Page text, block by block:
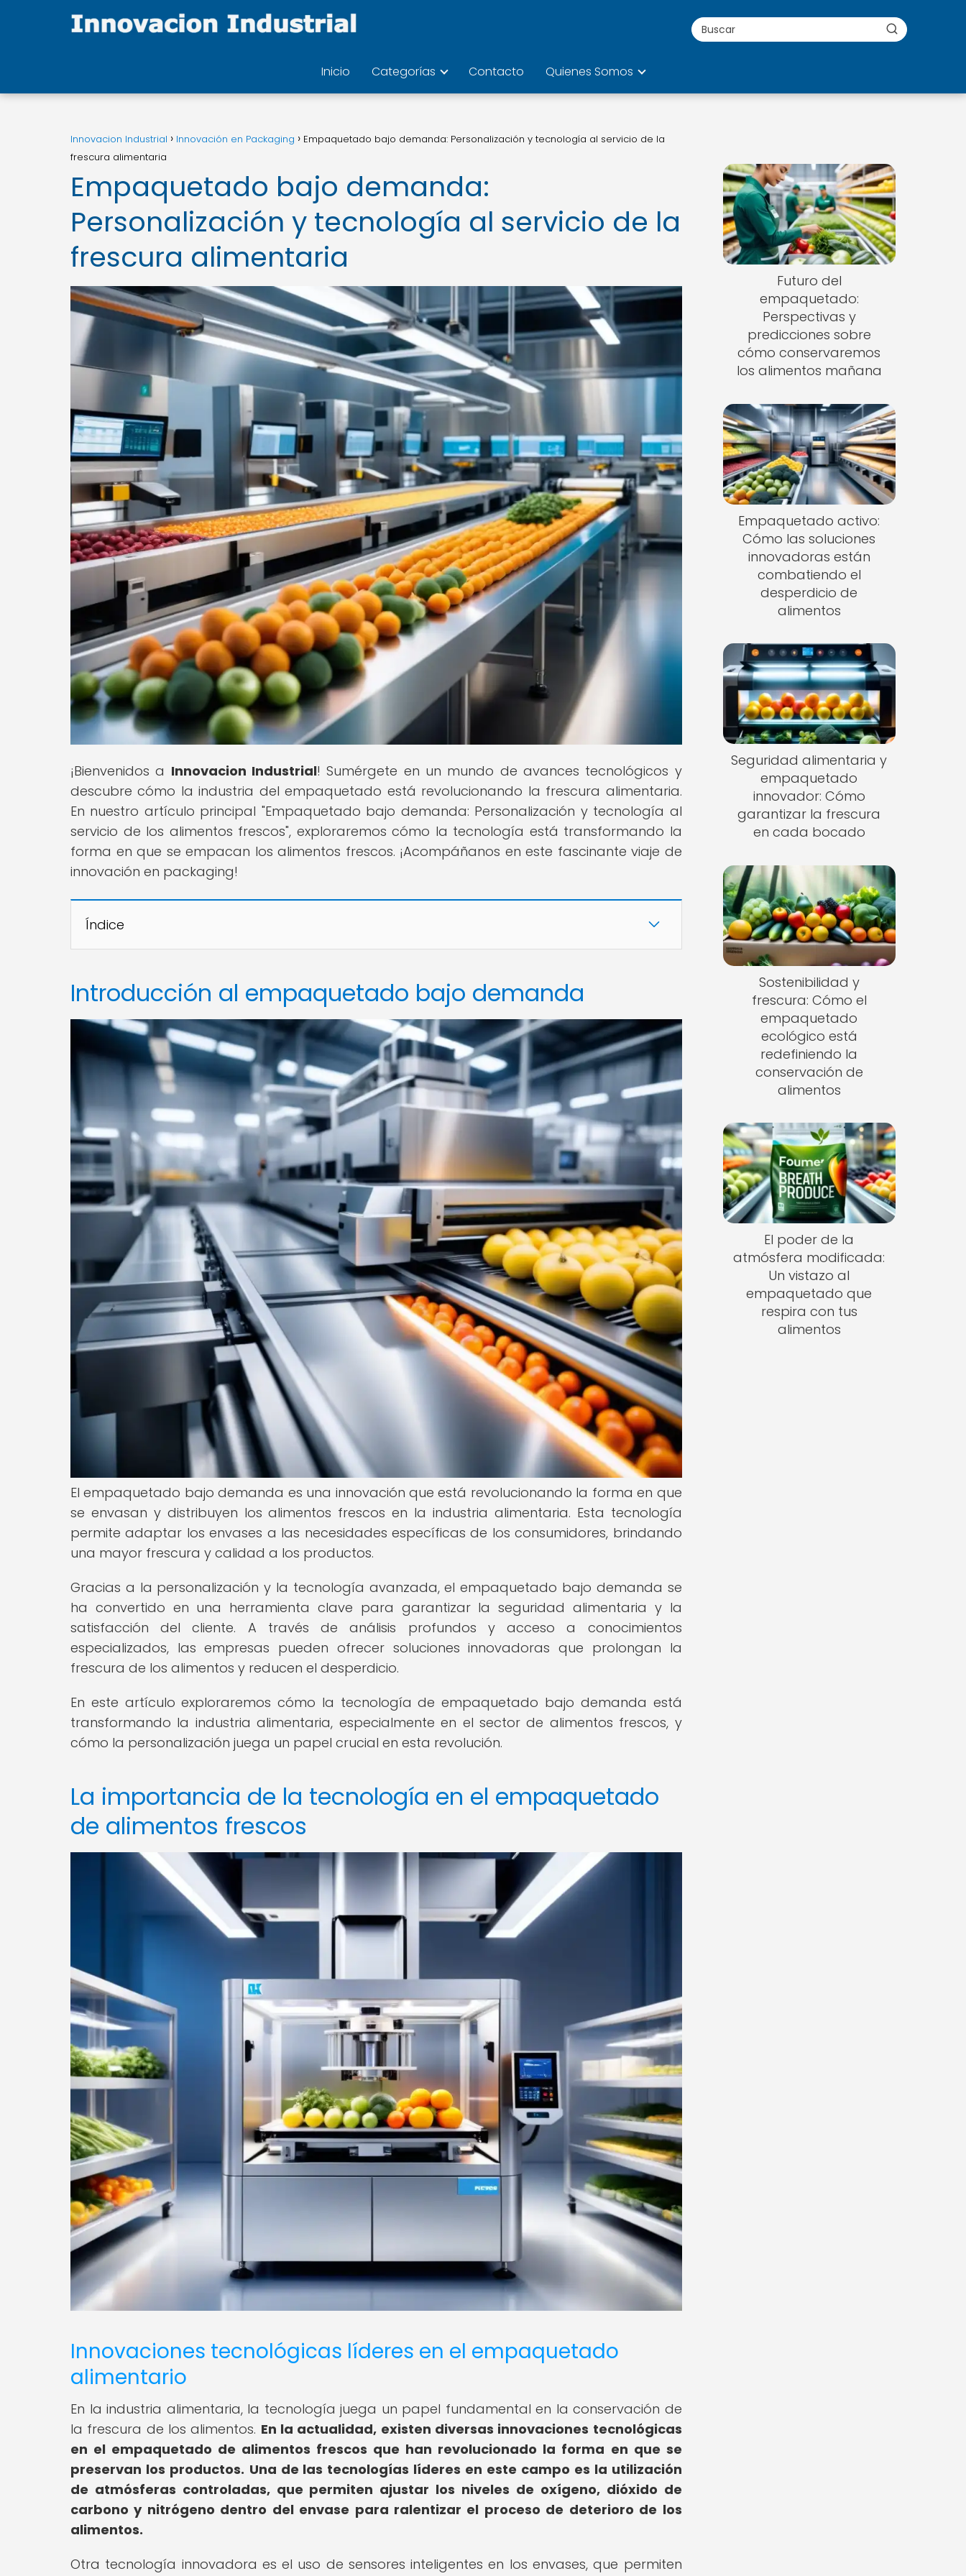
Inicio Categorías Contacto Quienes Somos
Innovacion Industrial Innovación en Packaging
Empaquetado bajo demanda: Personalización y tecnología al servicio de la
frescura alimentaria
Empaquetado bajo demanda:
Personalización y tecnología al servicio de la
frescura alimentaria
¡Bienvenidos a Innovacion Industrial! Sumérgete en un mundo de avances tecnológicos y
descubre cómo la industria del empaquetado está revolucionando la frescura alimentaria.
En nuestro artículo principal "Empaquetado bajo demanda: Personalización y tecnología al
servicio de los alimentos frescos", exploraremos cómo la tecnología está transformando la
forma en que se empacan los alimentos frescos. ¡Acompáñanos en este fascinante viaje de
innovación en packaging!
Índice
Introducción al empaquetado bajo demanda
El empaquetado bajo demanda es una innovación que está revolucionando la forma en que
se envasan y distribuyen los alimentos frescos en la industria alimentaria. Esta tecnología
permite adaptar los envases a las necesidades específicas de los consumidores, brindando
una mayor frescura y calidad a los productos.
Gracias a la personalización y la tecnología avanzada, el empaquetado bajo demanda se
ha convertido en una herramienta clave para garantizar la seguridad alimentaria y la
satisfacción del cliente. A través de análisis profundos y acceso a conocimientos
especializados, las empresas pueden ofrecer soluciones innovadoras que prolongan la
frescura de los alimentos y reducen el desperdicio.
En este artículo exploraremos cómo la tecnología de empaquetado bajo demanda está
transformando la industria alimentaria, especialmente en el sector de alimentos frescos, y
cómo la personalización juega un papel crucial en esta revolución.
La importancia de la tecnología en el empaquetado
de alimentos frescos
Innovaciones tecnológicas líderes en el empaquetado
alimentario
En la industria alimentaria, la tecnología juega un papel fundamental en la conservación de
la frescura de los alimentos. En la actualidad, existen diversas innovaciones tecnológicas
en el empaquetado de alimentos frescos que han revolucionado la forma en que se
preservan los productos. Una de las tecnologías líderes en este campo es la utilización
de atmósferas controladas, que permiten ajustar los niveles de oxígeno, dióxido de
carbono y nitrógeno dentro del envase para ralentizar el proceso de deterioro de los
alimentos.
Otra tecnología innovadora es el uso de sensores inteligentes en los envases, que permiten
Futuro del
empaquetado:
Perspectivas y
predicciones sobre
cómo conservaremos
los alimentos mañana
Empaquetado activo:
Cómo las soluciones
innovadoras están
combatiendo el
desperdicio de
alimentos
Seguridad alimentaria y
empaquetado
innovador: Cómo
garantizar la frescura
en cada bocado
Sostenibilidad y
frescura: Cómo el
empaquetado
ecológico está
redefiniendo la
conservación de
alimentos
El poder de la
atmósfera modificada:
Un vistazo al
empaquetado que
respira con tus
alimentos